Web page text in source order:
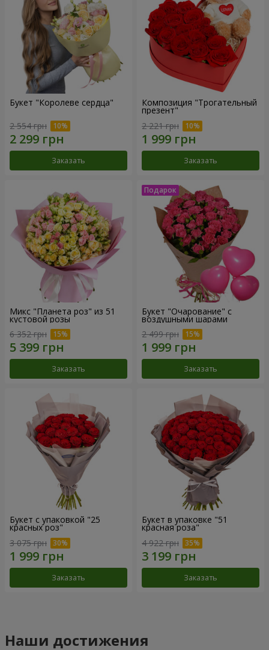
Букет "Королеве сердца"
2 554 грн
Заказать
Композиция "Трогательный
презент"
2 221 грн
Заказать
Микс "Планета роз" из 51
кустовой розы
6 352 грн
Заказать
Букет "Очарование" с
воздушными шарами
2 499 грн
Заказать
Букет с упаковкой "25
красных роз"
3 075 грн
Заказать
Букет в упаковке "51
красная роза"
4 922 грн
Заказать
Наши достижения